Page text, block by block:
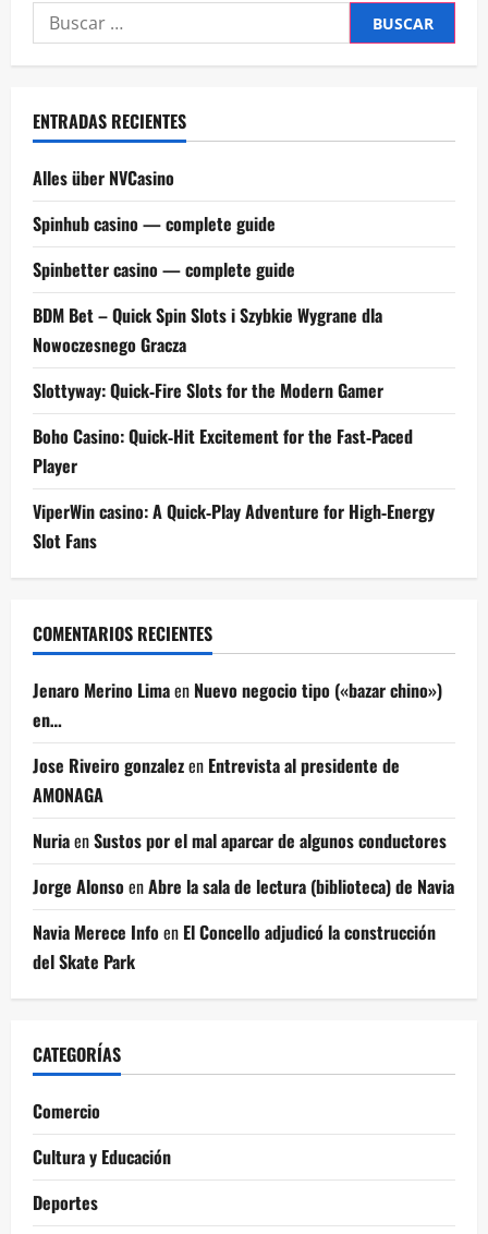
Buscar:
ENTRADAS RECIENTES
Alles über NVCasino
Spinhub casino — complete guide
Spinbetter casino — complete guide
BDM Bet – Quick Spin Slots i Szybkie Wygrane dla
Nowoczesnego Gracza
Slottyway: Quick‑Fire Slots for the Modern Gamer
Boho Casino: Quick‑Hit Excitement for the Fast‑Paced
Player
ViperWin casino: A Quick‑Play Adventure for High‑Energy
Slot Fans
COMENTARIOS RECIENTES
Jenaro Merino Limaen Nuevo negocio tipo («bazar chino»)
en…
Jose Riveiro gonzalezen Entrevista al presidente de
AMONAGA
NuriaenSustos por el mal aparcar de algunos conductores
Jorge AlonsoenAbre la sala de lectura (biblioteca) de Navia
Navia Merece Infoen El Concello adjudicó la construcción
del Skate Park
CATEGORÍAS
Comercio
Cultura y Educación
Deportes